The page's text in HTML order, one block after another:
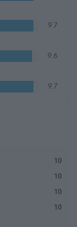
9.7
9.6
9.7
10
10
10
10